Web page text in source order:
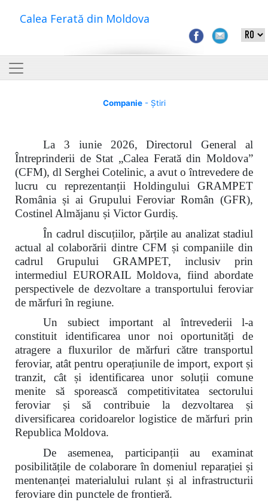
Calea Ferată din Moldova
Companie- Știri
La 3 iunie 2026, Directorul General al
Întreprinderii de Stat „Calea Ferată din Moldova”
(CFM), dl Serghei Cotelinic, a avut o întrevedere de
lucru cu reprezentanții Holdingului GRAMPET
România și ai Grupului Feroviar Român (GFR),
Costinel Almăjanu și Victor Gurdiș.
În cadrul discuțiilor, părțile au analizat stadiul
actual al colaborării dintre CFM și companiile din
cadrul Grupului GRAMPET, inclusiv prin
intermediul EURORAIL Moldova, fiind abordate
perspectivele de dezvoltare a transportului feroviar
de mărfuri în regiune.
Un subiect important al întrevederii l-a
constituit identificarea unor noi oportunități de
atragere a fluxurilor de mărfuri către transportul
feroviar, atât pentru operațiunile de import, export și
tranzit, cât și identificarea unor soluții comune
menite să sporească competitivitatea sectorului
feroviar și să contribuie la dezvoltarea și
diversificarea coridoarelor logistice de mărfuri prin
Republica Moldova.
De asemenea, participanții au examinat
posibilitățile de colaborare în domeniul reparației și
mentenanței materialului rulant și al infrastructurii
feroviare din punctele de frontieră.